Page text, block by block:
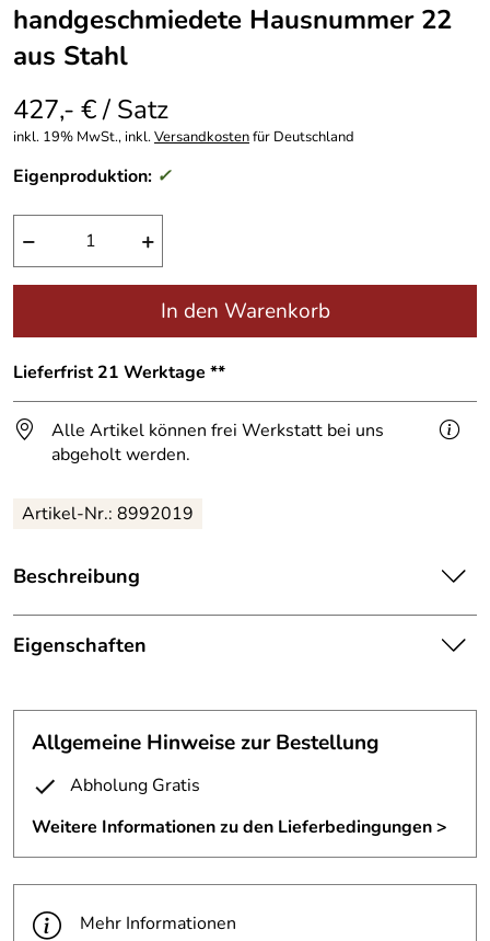
handgeschmiedete Hausnummer 22
aus Stahl
427,- € / Satz
inkl. 19% MwSt., inkl.Versandkostenfür Deutschland
Eigenproduktion: ✓
− +
In den Warenkorb
Lieferfrist 21 Werktage **
Alle Artikel können frei Werkstatt bei uns
abgeholt werden.
Artikel-Nr.: 8992019
Beschreibung
Hausnummer in Einzelfertigung,
Höhe ca. 95mm,
Schriftart nach Wahl
Eigenschaften
Befestigung:
mit rückseitigen Gewindestiften aus
Edelstahl
Höhe:
95 mm
Oberfläche:
Rohstahl, rostet im Aussenbereich
Allgemeine Hinweise zur Bestellung
Abholung Gratis
Weitere Informationen zu den Lieferbedingungen >
Mehr Informationen